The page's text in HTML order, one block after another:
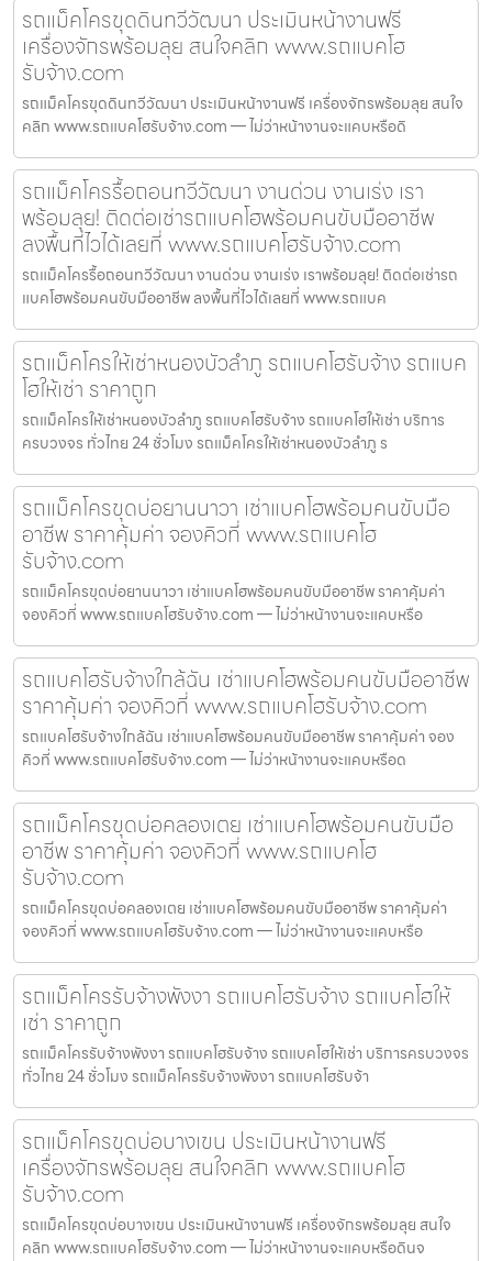
รถแม็คโครขุดดินทวีวัฒนา ประเมินหน้างานฟรี
เครื่องจักรพร้อมลุย สนใจคลิก www.รถแบคโฮ
รับจ้าง.com
รถแม็คโครขุดดินทวีวัฒนา ประเมินหน้างานฟรี เครื่องจักรพร้อมลุย สนใจ
คลิก www.รถแบคโฮรับจ้าง.com — ไม่ว่าหน้างานจะแคบหรือดิ
รถแม็คโครรื้อถอนทวีวัฒนา งานด่วน งานเร่ง เรา
พร้อมลุย! ติดต่อเช่ารถแบคโฮพร้อมคนขับมืออาชีพ
ลงพื้นที่ไวได้เลยที่ www.รถแบคโฮรับจ้าง.com
รถแม็คโครรื้อถอนทวีวัฒนา งานด่วน งานเร่ง เราพร้อมลุย! ติดต่อเช่ารถ
แบคโฮพร้อมคนขับมืออาชีพ ลงพื้นที่ไวได้เลยที่ www.รถแบค
รถแม็คโครให้เช่าหนองบัวลำภู รถแบคโฮรับจ้าง รถแบค
โฮให้เช่า ราคาถูก
รถแม็คโครให้เช่าหนองบัวลำภู รถแบคโฮรับจ้าง รถแบคโฮให้เช่า บริการ
ครบวงจร ทั่วไทย 24 ชั่วโมง รถแม็คโครให้เช่าหนองบัวลำภู ร
รถแม็คโครขุดบ่อยานนาวา เช่าแบคโฮพร้อมคนขับมือ
อาชีพ ราคาคุ้มค่า จองคิวที่ www.รถแบคโฮ
รับจ้าง.com
รถแม็คโครขุดบ่อยานนาวา เช่าแบคโฮพร้อมคนขับมืออาชีพ ราคาคุ้มค่า
จองคิวที่ www.รถแบคโฮรับจ้าง.com — ไม่ว่าหน้างานจะแคบหรือ
รถแบคโฮรับจ้างใกล้ฉัน เช่าแบคโฮพร้อมคนขับมืออาชีพ
ราคาคุ้มค่า จองคิวที่ www.รถแบคโฮรับจ้าง.com
รถแบคโฮรับจ้างใกล้ฉัน เช่าแบคโฮพร้อมคนขับมืออาชีพ ราคาคุ้มค่า จอง
คิวที่ www.รถแบคโฮรับจ้าง.com — ไม่ว่าหน้างานจะแคบหรือด
รถแม็คโครขุดบ่อคลองเตย เช่าแบคโฮพร้อมคนขับมือ
อาชีพ ราคาคุ้มค่า จองคิวที่ www.รถแบคโฮ
รับจ้าง.com
รถแม็คโครขุดบ่อคลองเตย เช่าแบคโฮพร้อมคนขับมืออาชีพ ราคาคุ้มค่า
จองคิวที่ www.รถแบคโฮรับจ้าง.com — ไม่ว่าหน้างานจะแคบหรือ
รถแม็คโครรับจ้างพังงา รถแบคโฮรับจ้าง รถแบคโฮให้
เช่า ราคาถูก
รถแม็คโครรับจ้างพังงา รถแบคโฮรับจ้าง รถแบคโฮให้เช่า บริการครบวงจร
ทั่วไทย 24 ชั่วโมง รถแม็คโครรับจ้างพังงา รถแบคโฮรับจ้า
รถแม็คโครขุดบ่อบางเขน ประเมินหน้างานฟรี
เครื่องจักรพร้อมลุย สนใจคลิก www.รถแบคโฮ
รับจ้าง.com
รถแม็คโครขุดบ่อบางเขน ประเมินหน้างานฟรี เครื่องจักรพร้อมลุย สนใจ
คลิก www.รถแบคโฮรับจ้าง.com — ไม่ว่าหน้างานจะแคบหรือดินจ